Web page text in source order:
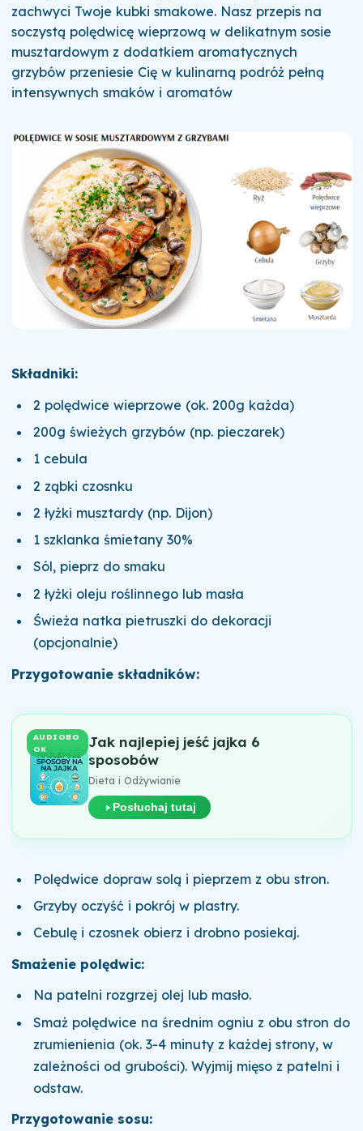
zachwyci Twoje kubki smakowe. Nasz przepis na
soczystą polędwicę wieprzową w delikatnym sosie
musztardowym z dodatkiem aromatycznych
grzybów przeniesie Cię w kulinarną podróż pełną
intensywnych smaków i aromatów
Składniki:
2 polędwice wieprzowe (ok. 200g każda)
200g świeżych grzybów (np. pieczarek)
1 cebula
2 ząbki czosnku
2 łyżki musztardy (np. Dijon)
1 szklanka śmietany 30%
Sól, pieprz do smaku
2 łyżki oleju roślinnego lub masła
Świeża natka pietruszki do dekoracji
(opcjonalnie)
Przygotowanie składników:
AUDIOBO
OK
Jak najlepiej jeść jajka 6
sposobów
Dieta i Odżywianie
Posłuchaj tutaj
Polędwice dopraw solą i pieprzem z obu stron.
Grzyby oczyść i pokrój w plastry.
Cebulę i czosnek obierz i drobno posiekaj.
Smażenie polędwic:
Na patelni rozgrzej olej lub masło.
Smaż polędwice na średnim ogniu z obu stron do
zrumienienia (ok. 3-4 minuty z każdej strony, w
zależności od grubości). Wyjmij mięso z patelni i
odstaw.
Przygotowanie sosu: